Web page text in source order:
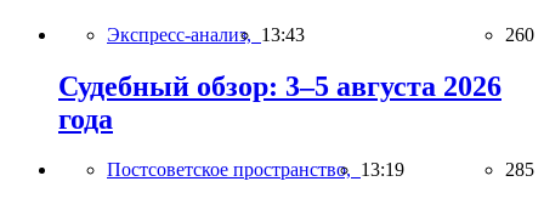
Экспресс-анализ, 13:43 260
Судебный обзор: 3–5 августа 2026
года
Постсоветское пространство, 13:19 285